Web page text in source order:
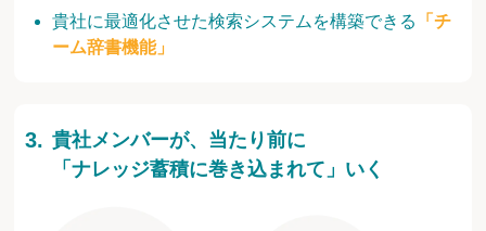
貴社に最適化させた検索システムを構築できる
「チ
ーム辞書機能」
貴社メンバーが、当たり前に
「ナレッジ蓄積に巻き込まれて」いく